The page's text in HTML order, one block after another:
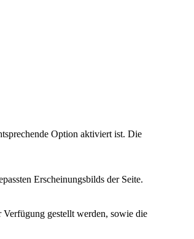
Option aktiviert ist. Die
Erscheinungsbilds der Seite.
gestellt werden, sowie die